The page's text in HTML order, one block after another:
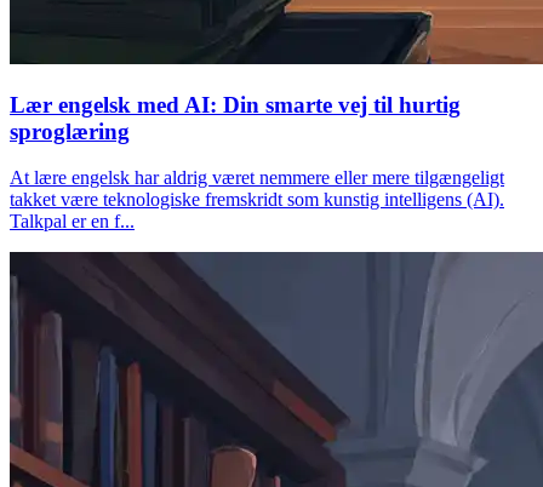
Lær engelsk med AI: Din smarte vej til hurtig
sproglæring
At lære engelsk har aldrig været nemmere eller mere tilgængeligt
takket være teknologiske fremskridt som kunstig intelligens (AI).
Talkpal er en f...